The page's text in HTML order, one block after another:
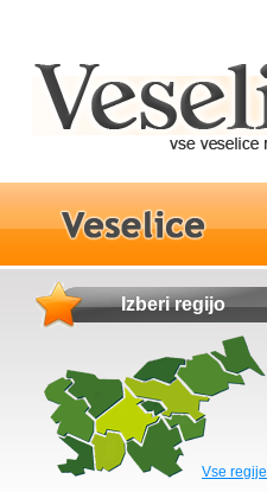
Izberi regijo
Vse regije